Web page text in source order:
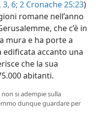
3, 6; 2 Cronache 25:23)
romane nell’anno
che c’è in
mura e ha porte a
edificata accanto una
che la sua
abitanti.
non si adempie sulla
dunque guardare per